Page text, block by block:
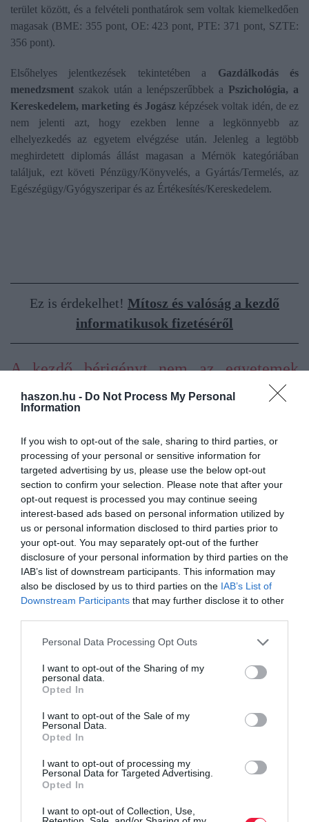
haszon.hu - Do Not Process My Personal
Information
If you wish to opt-out of the sale, sharing to third parties, or
processing of your personal or sensitive information for
targeted advertising by us, please use the below opt-out
section to confirm your selection. Please note that after your
opt-out request is processed you may continue seeing
interest-based ads based on personal information utilized by
us or personal information disclosed to third parties prior to
your opt-out. You may separately opt-out of the further
disclosure of your personal information by third parties on the
IAB’s list of downstream participants. This information may
also be disclosed by us to third parties on the IAB’s List of
Downstream Participants that may further disclose it to other
Please note that this website/app uses one or more Google
not limited to your visit or usage behaviour. You may click to
grant or deny consent to Google and its third-party tags to
use your data for below specified purposes in below Google
consent section.
Personal Data Processing Opt Outs
I want to opt-out of the Sharing of my
personal data.
Opted In
I want to opt-out of the Sale of my
Personal Data.
Opted In
I want to opt-out of processing my
Personal Data for Targeted Advertising.
Opted In
I want to opt-out of Collection, Use,
terület között, és a felvételi ponthatárok sem voltak kiemelkedően
magasak (BME: 355 pont, OE: 423 pont, PTE: 371 pont, SZTE:
356 pont).
Elsőhelyes jelentkezések tekintetében a Gazdálkodás és
menedzsment szakok után a lenépszerűbbek a Pszichológia, a
Kereskedelem, marketing és Jogászképzések voltak idén, de ez
nem jelenti azt, hogy ezekben lenne a legkönnyebb az
elhelyezkedés az egyetem elvégzése után. Jelenleg a legtöbb
meghirdetett diplomás állást magasan a Mérnök kategóriában
találjuk, ezt követi Pénzügy/Könyvelés, a Gyártás/Termelés, az
Egészégügy/Gyógyszeripar és az Értékesítés/Kereskedelem.
Ez is érdekelhet! Mítosz és valóság a kezdő
informatikusok fizetéséről
A kezdő bérigényt nem az egyetemek
presztízse határozza meg
az átlagos fizetési szintek, sem az egyetemeken tapasztalt
ponthatárok alakulását: a Profession.hu rendszerében a nagyobb
méretű intézmények közül az átlagosan elvárt legmagasabb nettó
bért aSemmelweis Egyetemvégzősei jelölték meg (474 ezer Ft),
őket követik a
Debreceni Egyetem
(423 ezer Ft), valamint a
Széchenyi István Egyetem (416 ezer Ft) volt hallgatói. A lista
végén két rendkívül népszerű név is szerepel: aBudapesti
Corvinus Egyetem (353 ezer Ft) és a Budapesti Műszaki és
Gazdaságtudományi Egyetem(342 ezer Ft).
Olvasd el ezt is!
Ekkora kezdő fizetést akarnak a fiatalok
Ez lesz az első? Így kaphatsz hitelt pályakezdőként